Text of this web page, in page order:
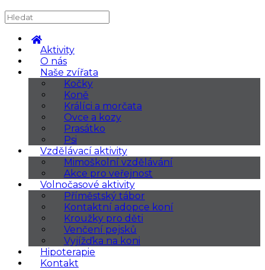
Aktivity
O nás
Naše zvířata
Kočky
Koně
Králíci a morčata
Ovce a kozy
Prasátko
Psi
Vzdělávací aktivity
Mimoškolní vzdělávání
Akce pro veřejnost
Volnočasové aktivity
Příměstský tábor
Kontaktní adopce koní
Kroužky pro děti
Venčení pejsků
Vyjížďka na koni
Hipoterapie
Kontakt